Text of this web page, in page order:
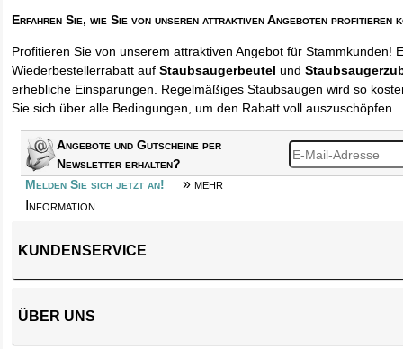
Erfahren Sie, wie Sie von unseren attraktiven Angeboten profitieren
Profitieren Sie von unserem attraktiven Angebot für Stammkunden!
Wiederbestellerrabatt aufStaubsaugerbeutel und
erhebliche Einsparungen. Regelmäßiges Staubsaugen wird so
Sie sich über alle Bedingungen, um den Rabatt voll auszuschöpfen.
Angebote und Gutscheine per
Newsletter erhalten?
Melden Sie sich jetzt an!
» mehr
Information
KUNDENSERVICE
ÜBER UNS